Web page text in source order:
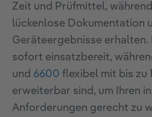
Zeit und Prüfmittel,
lückenlose Dokumentation
Geräteergebnisse erhalten.
sofort einsatzbereit,
und 6600 flexibel mit bis zu
erweiterbar sind, um Ihren
Anforderungen gerecht zu